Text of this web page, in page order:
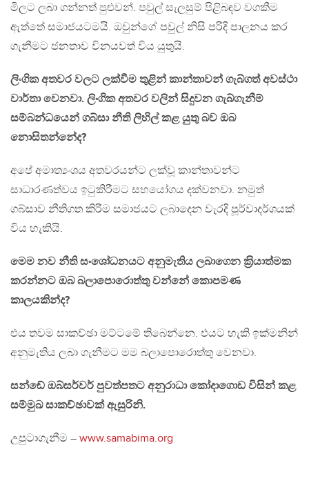
මිලට ලබා ගන්නත් පුළුවන්. පවුල් සැලසුම් පිළිබඳව වගකීම
ඇත්තේ සමාජයටමයි. ඔවුන්ගේ පවුල් නිසි පරිදි පාලනය කර
ගැනීමට ජනතාව විනයවත් විය යුතුයි.
ලිංගික අතවර වලට ලක්වීම තුළින් කාන්තාවන් ගැබ්ගත් අවස්ථා
වාර්තා වෙනවා. ලිංගික අතවර වලින් සිදුවන ගැබ්ගැනීම්
සම්බන්ධයෙන් ගබ්සා නීති ලිහිල් කළ යුතු බව ඔබ
නොසිතන්නේද?
අපේ අමාත්‍යංශය අතවරයන්ට ලක්වූ කාන්තාවන්ට
සාධාරණත්වය ඉටුකිරීමට සහයෝගය දක්වනවා. නමුත්
ගබ්සාව නීතිගත කිරීම සමාජයට ලබාදෙන වැරදි පූර්වාදර්ශයක්
විය හැකියි.
මෙම නව නීති සංශෝධනයට අනුමැතිය ලබාගෙන ක‍්‍රියාත්මක
කරන්නට ඔබ බලාපොරොත්තු වන්නේ කොපමණ
කාලයකින්ද?
එය තවම සාකච්ඡා මට්ටමේ තිබෙන්නෙ. එයට හැකි ඉක්මනින්
අනුමැතිය ලබා ගැනීමට මම බලාපොරොත්තු වෙනවා.
සන්ඬේ ඔබ්සර්වර් පුවත්පතට අනුරාධා කෝදාගොඩ විසින් කළ
සම්මුඛ සාකච්ඡාවක් ඇසුරිනි.
උපුටාගැනීම – www.samabima.org